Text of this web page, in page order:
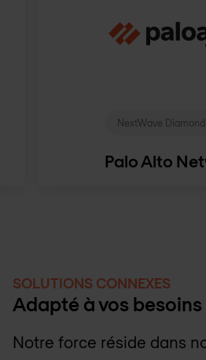
NextWave
Palo Alto
SOLUTIONS CONNEXES
Adapté à vos besoins
Notre force réside dans